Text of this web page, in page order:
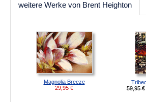
weitere Werke von Brent Heighton
Magnolia Breeze
29,95 €
59,95 €